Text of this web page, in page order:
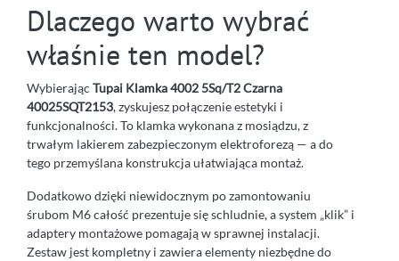
Dlaczego warto wybrać
właśnie ten model?
Wybierając Tupai Klamka 4002 5Sq/T2 Czarna
40025SQT2153, zyskujesz połączenie estetyki i
funkcjonalności. To klamka wykonana z mosiądzu, z
trwałym lakierem zabezpieczonym elektroforezą — a do
tego przemyślana konstrukcja ułatwiająca montaż.
Dodatkowo dzięki niewidocznym po zamontowaniu
śrubom M6 całość prezentuje się schludnie, a system „klik” i
adaptery montażowe pomagają w sprawnej instalacji.
Zestaw jest kompletny i zawiera elementy niezbędne do